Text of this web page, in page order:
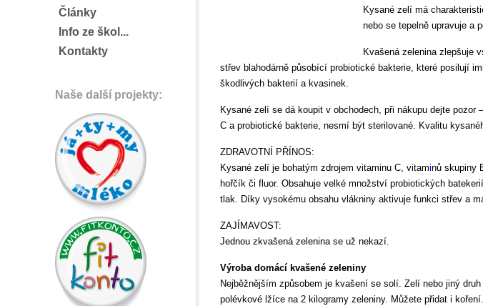
Články
Info ze škol...
Kontakty
Naše další projekty:
Kysané zelí má
nebo se tepelně upravuje a
Kvašená zelenina zlepšuje
střev blahodárně působící probiotické bakterie, které posilují
škodlivých bakterií a kvasinek.
Kysané zelí se dá koupit v obchodech, při nákupu dejte
C a probiotické bakterie, nesmí být sterilované. Kvalitu
ZDRAVOTNÍ PŘÍNOS:
Kysané zelí je bohatým zdrojem vitaminu C, vitaminů skupiny
hořčík či fluor. Obsahuje velké množství probiotických
tlak. Díky vysokému obsahu vlákniny aktivuje funkci střev a
ZAJÍMAVOST:
Jednou zkvašená zelenina se už nekazí.
Výroba domácí kvašené zeleniny
Nejběžnějším způsobem je kvašení se solí. Zelí nebo jiný
polévkové lžíce na 2 kilogramy zeleniny. Můžete přidat i